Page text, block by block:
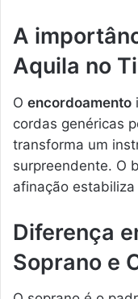
A
Aquila no
O encordoamento
cordas genéricas
transforma um
surpreendente. O
afinação
Diferença
Soprano e